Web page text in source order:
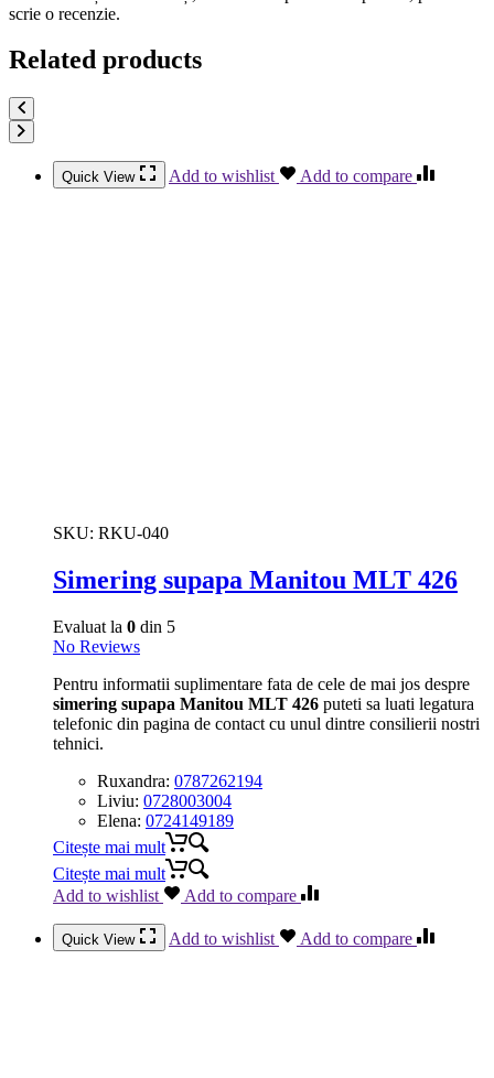
scrie o recenzie.
Related products
Quick View Add to wishlist Add to compare
SKU: RKU-040
Simering supapa Manitou MLT 426
Evaluat la 0 din 5
No Reviews
Pentru informatii suplimentare fata de cele de mai jos despre
simering supapa Manitou MLT 426 puteti sa luati legatura
telefonic din pagina de contact cu unul dintre consilierii nostri
tehnici.
Ruxandra: 0787262194
Liviu: 0728003004
Elena: 0724149189
Citește mai mult
Citește mai mult
Add to wishlist
Add to compare
Quick View Add to wishlist Add to compare